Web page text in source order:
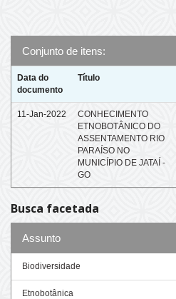
Conjunto de itens:
Data do
documento
Título
11-Jan-2022
CONHECIMENTO
ETNOBOTÂNICO DO
ASSENTAMENTO RIO
PARAÍSO NO
MUNICÍPIO DE JATAÍ -
GO
Busca facetada
Assunto
Biodiversidade
Etnobotânica